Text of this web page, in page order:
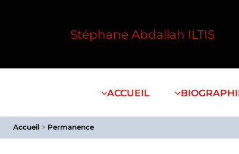
Stéphane Abdallah ILTIS
ACCUEIL
Accueil Permanence